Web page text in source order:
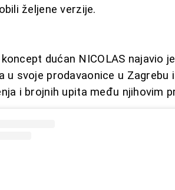
željene verzije.
dućan NICOLAS najavio
u svoje prodavaonice u Zagrebu
i brojnih upita među njihovim